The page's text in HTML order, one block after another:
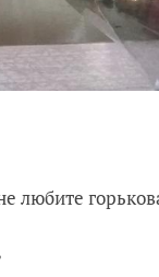
любите